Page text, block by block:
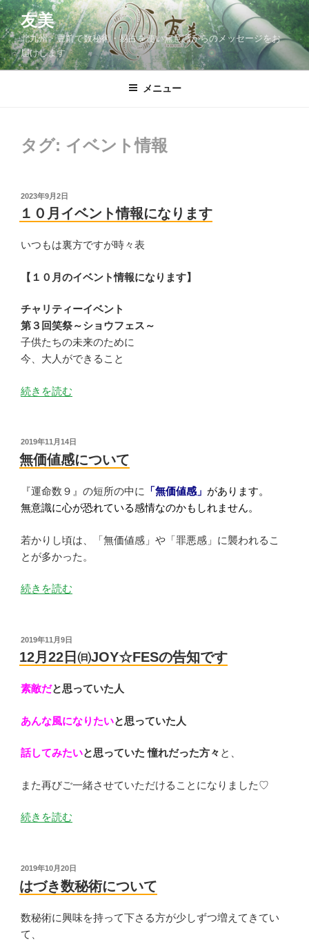
コ
ン
テ
ン
ツ
友美
北九州・豊前で数秘術・易占を使い無意識からのメッセージをお
届けします
メニュー
タグ: イベント情報
投
稿
日:
2023年9月2日
１０月イベント情報になります
いつもは裏方ですが時々表
【１０月のイベント情報になります】
チャリティーイベント
第３回笑祭～ショウフェス～
子供たちの未来のために
今、大人ができること
“１
イ
ベ
ト
情
に
な
ま
続きを読む
投
稿
日:
2019年11月14日
無価値感について
『運命数９』の短所の中に 「無価値感」 があります。
無意識に心が恐れている感情なのかもしれません。
若かりし頃は、「無価値感」や「罪悪感」に襲われるこ
とが多かった。
“無
感
に
い
の
続きを読む
投
稿
日:
2019年11月9日
12月22日㈰JOY☆FESの告知です
素敵だと思っていた人
あんな風になりたいと思っていた人
話してみたいと思っていた 憧れだった方々 と、
また再びご一緒させていただけることになりました♡
“12
日
㈰
JOY☆FES
の
告
続きを読む
投
稿
日:
2019年10月20日
はづき数秘術について
数秘術に興味を持って下さる方が少しずつ増えてきてい
て、